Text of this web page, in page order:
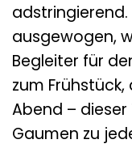
adstringierend.
ausgewogen,
Begleiter für
zum
Abend –
Gaumen zu